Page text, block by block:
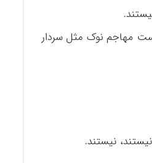
مهاجم نوک مثل سردار
نیستند.